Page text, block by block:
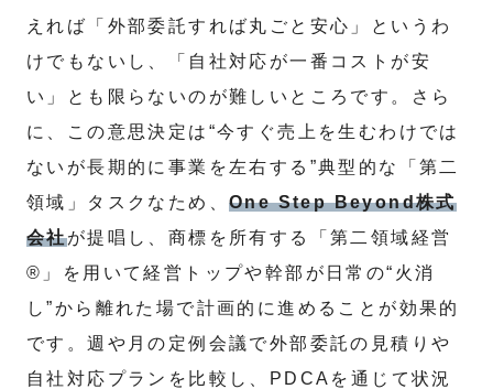
えれば「外部委託すれば丸ごと安心」というわ
けでもないし、「自社対応が一番コストが安
い」とも限らないのが難しいところです。さら
に、この意思決定は“今すぐ売上を生むわけでは
ないが長期的に事業を左右する”典型的な「第二
領域」タスクなため、 One Step Beyond株式
会社が提唱し、商標を所有する「第二領域経営
®」を用いて経営トップや幹部が日常の“火消
し”から離れた場で計画的に進めることが効果的
です。週や月の定例会議で外部委託の見積りや
自社対応プランを比較し、PDCAを通じて状況